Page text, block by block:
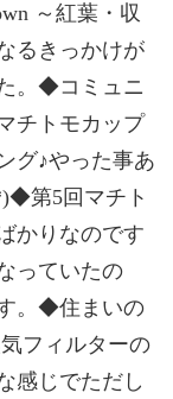
～紅葉・収
るきっかけが
。◆コミュニ
チトモカップ
グ♪やった事あ
第5回マチト
かりなのです
っていたの
。◆住まいの
フィルターの
感じでただし